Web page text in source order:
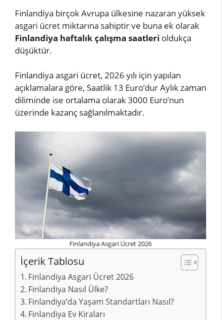
Finlandiya birçok Avrupa ülkesine nazaran yüksek
asgari ücret miktarına sahiptir ve buna ek olarak
Finlandiya haftalık çalışma saatleri oldukça
düşüktür.
Finlandiya asgari ücret, 2026 yılı için yapılan
açıklamalara göre, Saatlik 13 Euro’dur Aylık zaman
diliminde ise ortalama olarak 3000 Euro’nun
üzerinde kazanç sağlanılmaktadır.
Finlandiya Asgari Ücret 2026
İçerik Tablosu
Finlandiya Asgari Ücret 2026
Finlandiya Nasıl Ülke?
Finlandiya’da Yaşam Standartları Nasıl?
Finlandiya Ev Kiraları